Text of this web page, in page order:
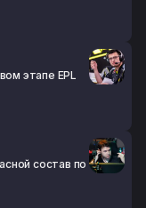
этапе EPL
состав по